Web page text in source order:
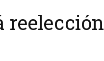
reelección